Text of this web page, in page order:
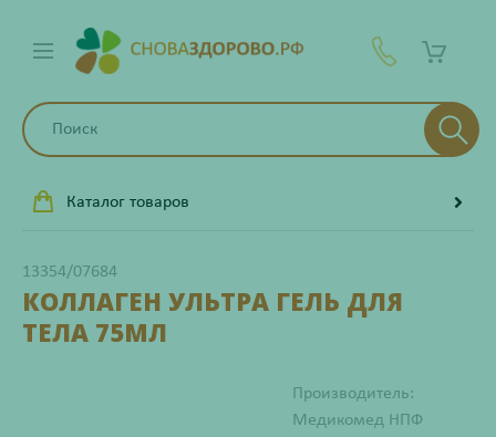
Каталог товаров
13354/07684
КОЛЛАГЕН УЛЬТРА ГЕЛЬ ДЛЯ
ТЕЛА 75МЛ
Производитель:
Медикомед НПФ